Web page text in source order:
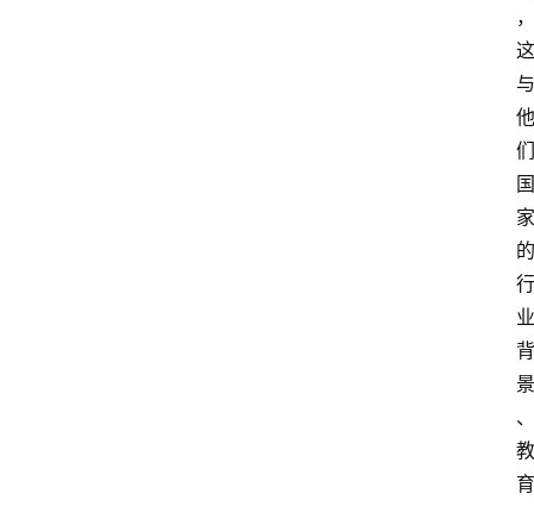
，
这
与
他
们
国
家
的
行
业
背
景
、
教
育